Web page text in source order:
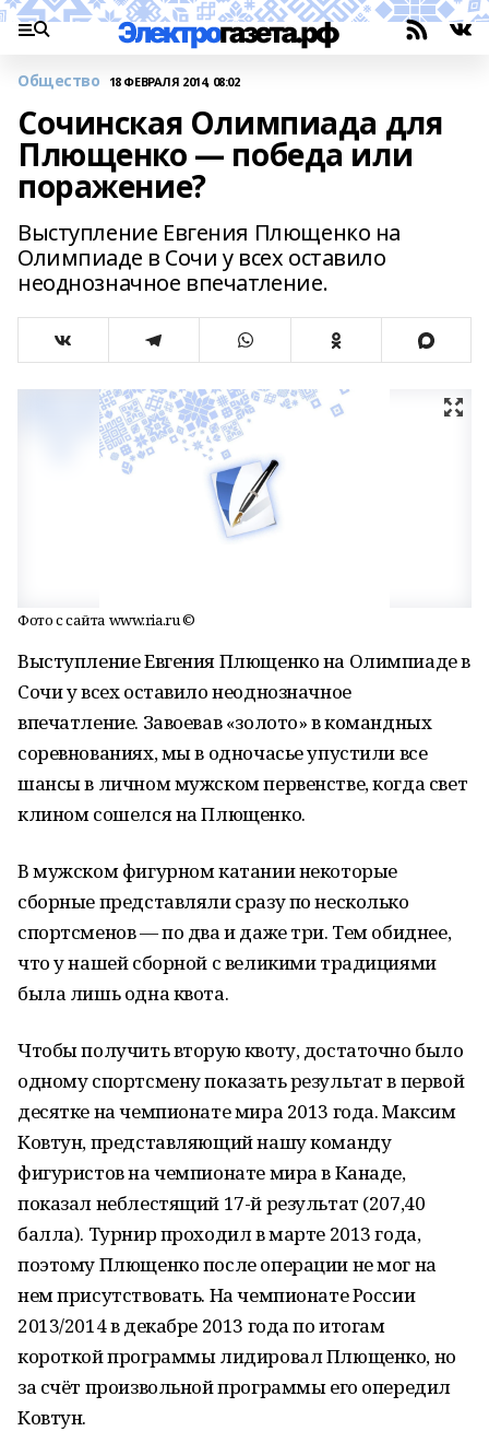
Общество 18 ФЕВРАЛЯ 2014, 08:02
Сочинская Олимпиада для
Плющенко — победа или
поражение?
Выступление Евгения Плющенко на
Олимпиаде в Сочи у всех оставило
неоднозначное впечатление.
Фото с сайта www.ria.ru ©
Выступление Евгения Плющенко на Олимпиаде в
Сочи у всех оставило неоднозначное
впечатление. Завоевав «золото» в командных
соревнованиях, мы в одночасье упустили все
шансы в личном мужском первенстве, когда свет
клином сошелся на Плющенко.
В мужском фигурном катании некоторые
сборные представляли сразу по несколько
спортсменов — по два и даже три. Тем обиднее,
что у нашей сборной с великими традициями
была лишь одна квота.
Чтобы получить вторую квоту, достаточно было
одному спортсмену показать результат в первой
десятке на чемпионате мира 2013 года. Максим
Ковтун, представляющий нашу команду
фигуристов на чемпионате мира в Канаде,
показал неблестящий 17-й результат (207,40
балла). Турнир проходил в марте 2013 года,
поэтому Плющенко после операции не мог на
нем присутствовать. На чемпионате России
2013/2014 в декабре 2013 года по итогам
короткой программы лидировал Плющенко, но
за счёт произвольной программы его опередил
Ковтун.